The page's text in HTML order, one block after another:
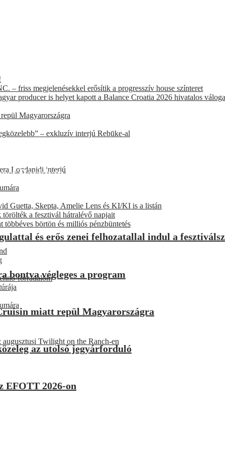
– friss megjelenésekkel erősítik a progresszív house színteret
producer is helyet kapott a Balance Croatia 2026 hivatalos
Magyarországra
– exkluzív interjú Rebūke-al
Logdanidi interjú
Guetta, Skepta, Amelie Lens és KI/KI is a listán
a fesztivál hátralévő napjait
börtön és milliós pénzbüntetés
forradalom
Twilight on the Ranch-en
Parkban
és erős zenei felhozatallal indul a
bontva végleges a program
miatt repül Magyarországra
az utolsó jegyárforduló
EFOTT 2026-on